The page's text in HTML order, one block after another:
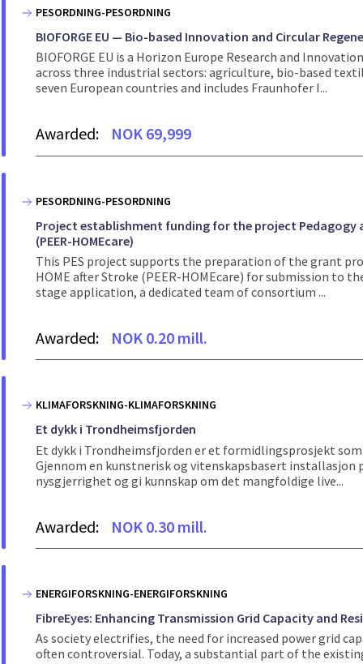
PESORDNING-PESORDNING
BIOFORGE EU — Bio-based Innovation and Circular
BIOFORGE EU is a Horizon Europe Research and
across three industrial sectors: agriculture, bio-based
seven European countries and includes Fraunhofer I...
Awarded: NOK 69,999
PESORDNING-PESORDNING
Project establishment funding for the project Pedagogy
(PEER-HOMEcare)
This PES project supports the preparation of the grant
HOME after Stroke (PEER-HOMEcare) for submission to
stage application, a dedicated team of consortium ...
Awarded: NOK 0.20 mill.
KLIMAFORSKNING-KLIMAFORSKNING
Et dykk i Trondheimsfjorden
Et dykk i Trondheimsfjorden er et formidlingsprosjekt
Gjennom en kunstnerisk og vitenskapsbasert
nysgjerrighet og gi kunnskap om det mangfoldige live...
Awarded: NOK 0.30 mill.
ENERGIFORSKNING-ENERGIFORSKNING
FibreEyes: Enhancing Transmission Grid Capacity and
As society electrifies, the need for increased power grid
often controversial. Today, a substantial part of the